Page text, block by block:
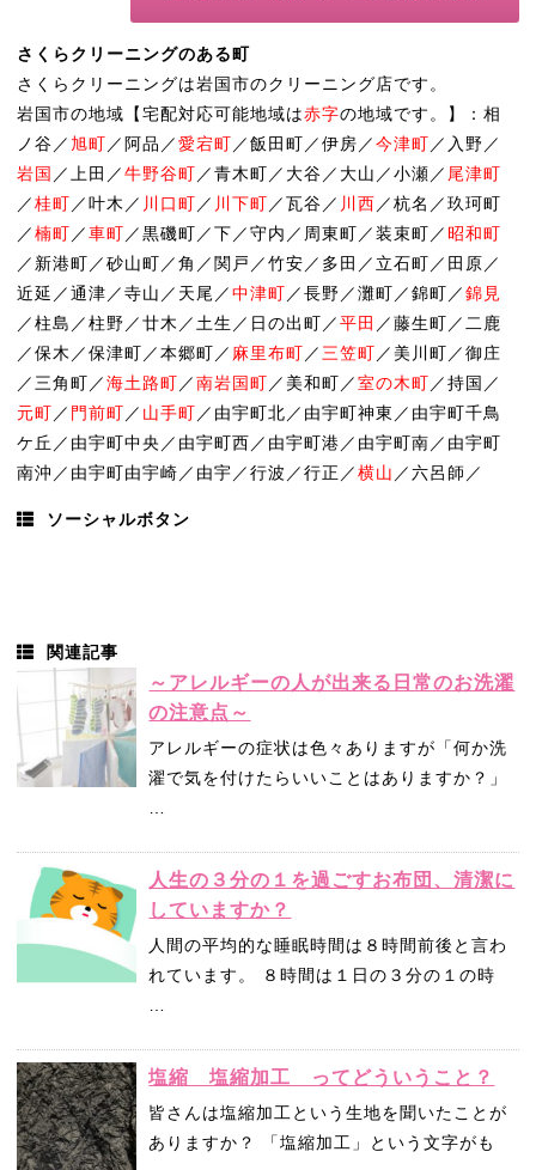
さくらクリーニングのある町
さくらクリーニングは岩国市のクリーニング店です。
岩国市の地域【宅配対応可能地域は赤字の地域です。】：相
ノ谷／旭町／阿品／愛宕町／飯田町／伊房／今津町／入野／
岩国 ／上田／牛野谷町／青木町／大谷／大山／小瀬／ 尾津町
／桂町／叶木／ 川口町／ 川下町／瓦谷／ 川西／杭名／玖珂町
／楠町／車町／黒磯町／下／守内／周東町／装束町／ 昭和町
／新港町／砂山町／角／関戸／竹安／多田／立石町／田原／
近延／通津／寺山／天尾／中津町／長野／灘町／錦町／錦見
／柱島／柱野／廿木／土生／日の出町／平田 ／藤生町／二鹿
／保木／保津町／本郷町／ 麻里布町／三笠町／美川町／御庄
／三角町／海土路町／南岩国町／美和町／室の木町／持国／
元町／ 門前町／ 山手町／由宇町北／由宇町神東／由宇町千鳥
ケ丘／由宇町中央／由宇町西／由宇町港／由宇町南／由宇町
南沖／由宇町由宇崎／由宇／行波／行正／横山 ／六呂師／
ソーシャルボタン
関連記事
～アレルギーの人が出来る日常のお洗濯
の注意点～
アレルギーの症状は色々ありますが「何か洗
濯で気を付けたらいいことはありますか？」
…
人生の３分の１を過ごすお布団、清潔に
していますか？
人間の平均的な睡眠時間は８時間前後と言わ
れています。 ８時間は１日の３分の１の時
…
塩縮 塩縮加工 ってどういうこと？
皆さんは塩縮加工という生地を聞いたことが
ありますか？ 「塩縮加工」という文字がも